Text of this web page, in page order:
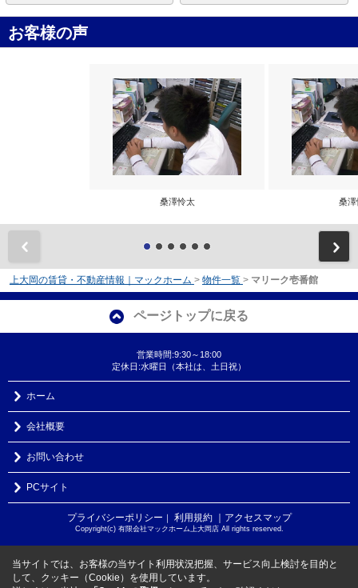
お客様の声
桑澤怜太 桑澤
上大岡の賃貸・不動産情報｜マックホーム > 物件一覧 > マリーク壱番館
ページトップに戻る
営業時間:9:30～18:00
定休日:水曜日（本社は、土日祝）
ホーム
会社概要
お問い合わせ
PCサイト
プライバシーポリシー 利用規約 ｜アクセスマップ
Copyright(c) 有限会社マックホーム上大岡店 All rights reserved.
当サイトでは、お客様の当サイト利用状況把握、サービス向上検討を目的と
して、クッキー（Cookie）を使用しています。